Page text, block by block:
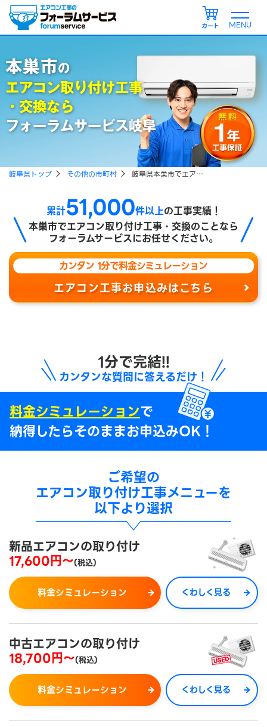
カート
本巣市の
エアコン取り付け工事
・交換なら
フォーラムサービス岐阜
岐阜県トップ その他の市町村 岐阜県本巣市でエアコン取り付け、エアコン引越し工事をご検討の方
累計51,000件以上の工事実績！
本巣市でエアコン取り付け工事・交換のことなら
フォーラムサービスにお任せください。
カンタン 1分で料金シミュレーション
エアコン工事お申込みはこちら
1分で完結!!
カンタンな質問に答えるだけ！
料金シミュレーションで
納得したらそのままお申込みOK！
ご希望の
エアコン取り付け工事メニューを
以下より選択
新品エアコンの取り付け
17,600円～(税込)
料金シミュレーション くわしく見る
中古エアコンの取り付け
18,700円～(税込)
料金シミュレーション くわしく見る